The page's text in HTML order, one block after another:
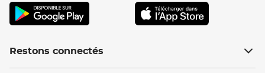
Restons connectés